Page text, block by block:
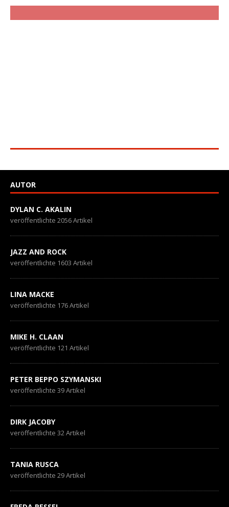
AUTOR
DYLAN C. AKALIN
veröffentlichte 2056 Artikel
JAZZ AND ROCK
veröffentlichte 1603 Artikel
LINA MACKE
veröffentlichte 176 Artikel
MIKE H. CLAAN
veröffentlichte 121 Artikel
PETER BEPPO SZYMANSKI
veröffentlichte 39 Artikel
DIRK JACOBY
veröffentlichte 32 Artikel
TANIA RUSCA
veröffentlichte 29 Artikel